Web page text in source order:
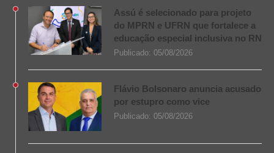
Assú é selecionado para projeto
do MPRN e UFRN que fortalece a
educação especial inclusiva no RN
Publicado: 05/08/2026
Flávio Bolsonaro anuncia acusado
por estupro como vice
Publicado: 05/08/2026